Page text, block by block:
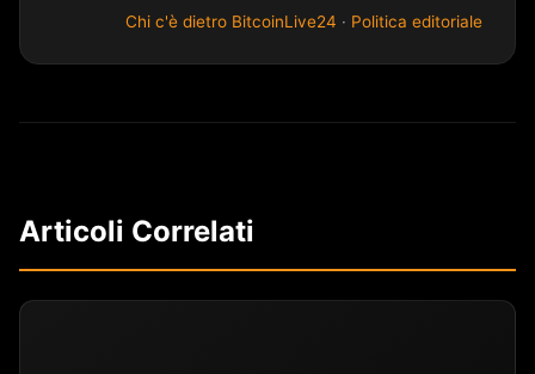
Chi c'è dietro BitcoinLive24 · Politica editoriale
Articoli Correlati